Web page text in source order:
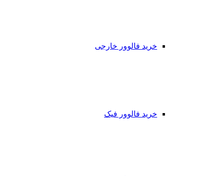
خرید فالوور خارجی
خرید فالوور فیک